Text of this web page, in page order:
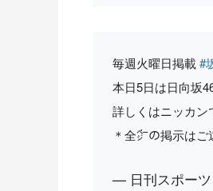
毎週火曜日掲載#
本日5日は日向坂
詳しくはニッカン
＊全㌻の掲示はご
— 日刊スポーツ